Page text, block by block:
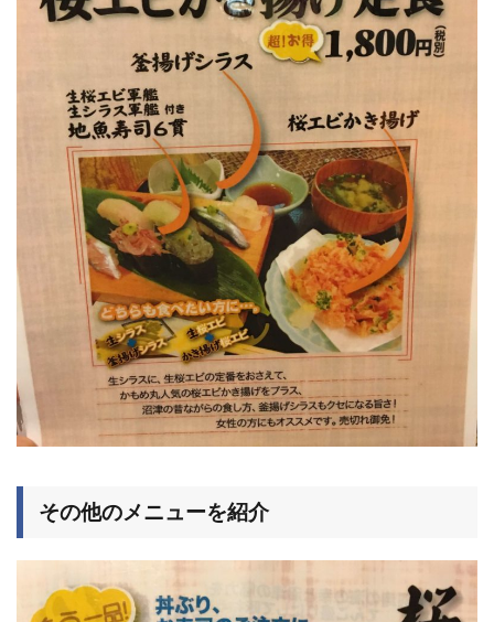
その他のメニューを紹介